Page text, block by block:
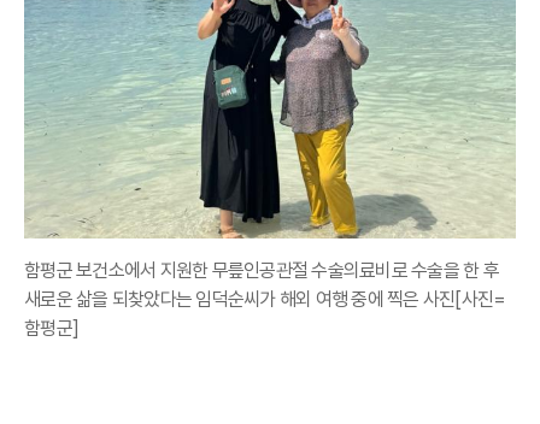
함평군 보건소에서 지원한 무릎인공관절 수술의료비로 수술을 한 후
새로운 삶을 되찾았다는 임덕순씨가 해외 여행 중에 찍은 사진[사진=
함평군]